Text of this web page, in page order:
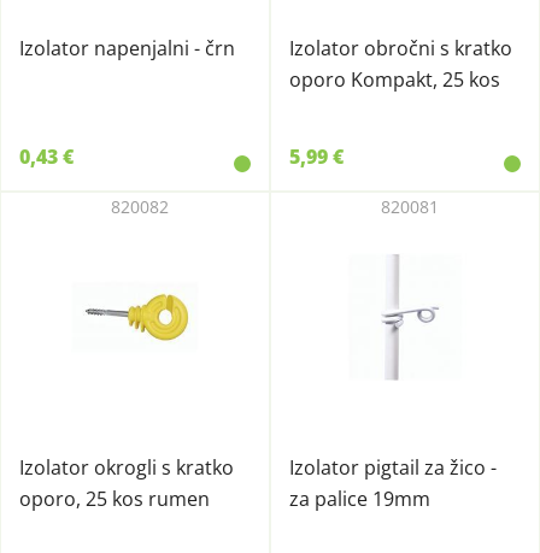
Izolator napenjalni - črn
0,43 €
Izolator obročni s kratko
oporo Kompakt, 25 kos
5,99 €
Izolator okrogli s kratko
oporo, 25 kos rumen
820082
Izolator pigtail za žico -
za palice 19mm
820081